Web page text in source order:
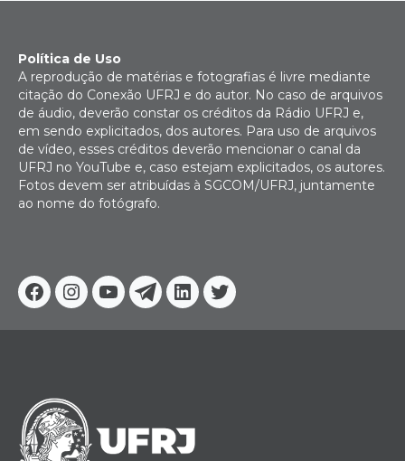
Facebook
Instagram
YoutubeTelegram
Linkedin
Twitter
Política de Uso
A reprodução de matérias e fotografias é livre mediante
citação do Conexão UFRJ e do autor. No caso de arquivos
de áudio, deverão constar os créditos da Rádio UFRJ e,
em sendo explicitados, dos autores. Para uso de arquivos
de vídeo, esses créditos deverão mencionar o canal da
UFRJ no YouTube e, caso estejam explicitados, os autores.
Fotos devem ser atribuídas à SGCOM/UFRJ, juntamente
ao nome do fotógrafo.